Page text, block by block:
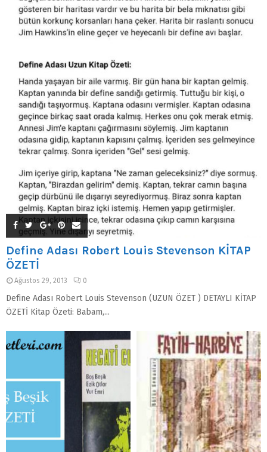
Define Adası Robert Louis Stevenson KİTAP
ÖZETİ
Ağustos 29, 2013 0
Define Adası Robert Louis Stevenson (UZUN ÖZET ) DETAYLI KİTAP
ÖZETİ Kitap Özeti: Babam,...